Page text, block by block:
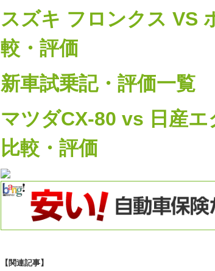
スズキ フロンクス VS
較・評価
新車試乗記・評価一覧
マツダCX-80 vs 日産
比較・評価
【関連記事】